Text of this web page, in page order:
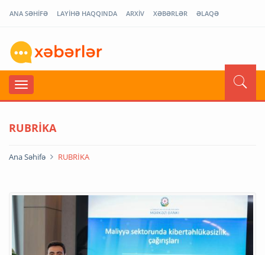
ANA SƏHİFƏ LAYİHƏ HAQQINDA ARXİV XƏBƏRLƏR ƏLAQƏ
RUBRİKA
Ana Səhifə RUBRİKA